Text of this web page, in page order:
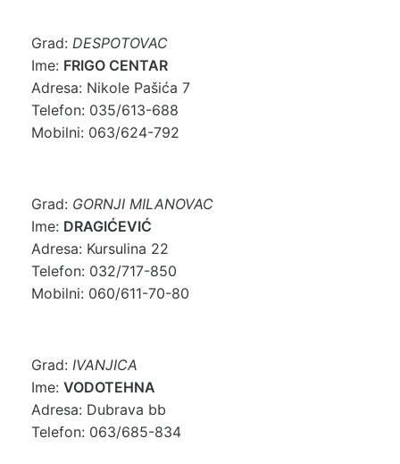
Grad: DESPOTOVAC
Ime: FRIGO CENTAR
Adresa: Nikole Pašića 7
Telefon: 035/613-688
Mobilni: 063/624-792
Grad: GORNJI MILANOVAC
Ime: DRAGIĆEVIĆ
Adresa: Kursulina 22
Telefon: 032/717-850
Mobilni: 060/611-70-80
Grad: IVANJICA
Ime: VODOTEHNA
Adresa: Dubrava bb
Telefon: 063/685-834